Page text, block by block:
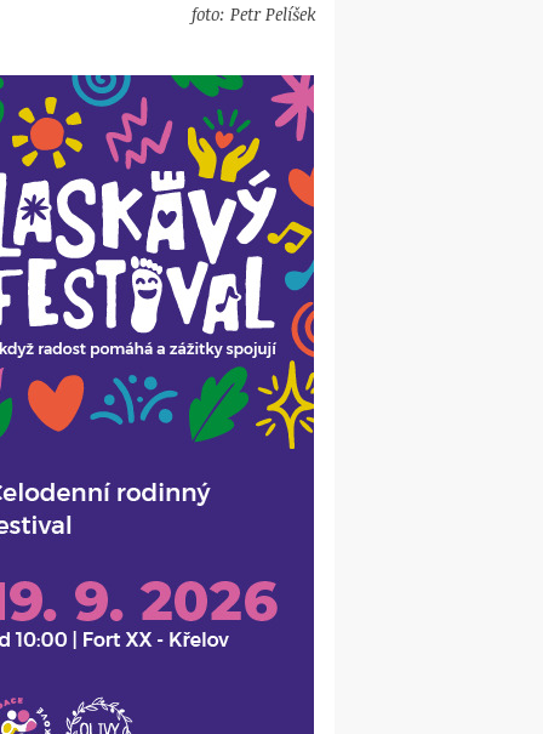
foto: Petr Pelíšek